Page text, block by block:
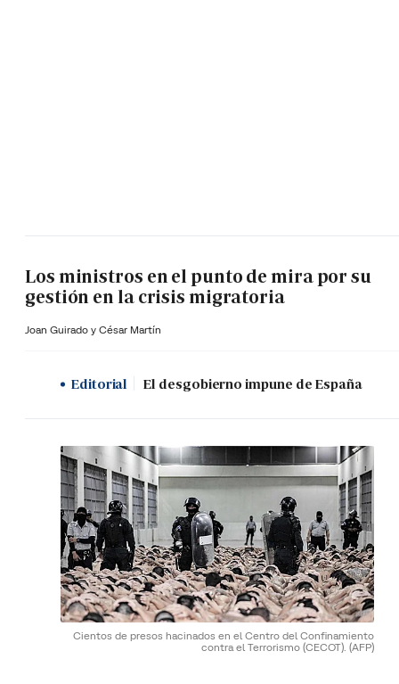
Los ministros en el punto de mira por su
gestión en la crisis migratoria
Joan Guirado y César Martín
Editorial El desgobierno impune de España
Cientos de presos hacinados en el Centro del Confinamiento
contra el Terrorismo (CECOT). (AFP)